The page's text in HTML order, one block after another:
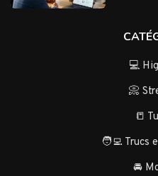
💻
📀
📒
🧑‍💻 Trucs
🚘